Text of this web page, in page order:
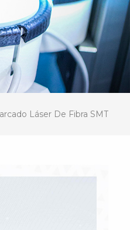
Láser De Fibra SMT